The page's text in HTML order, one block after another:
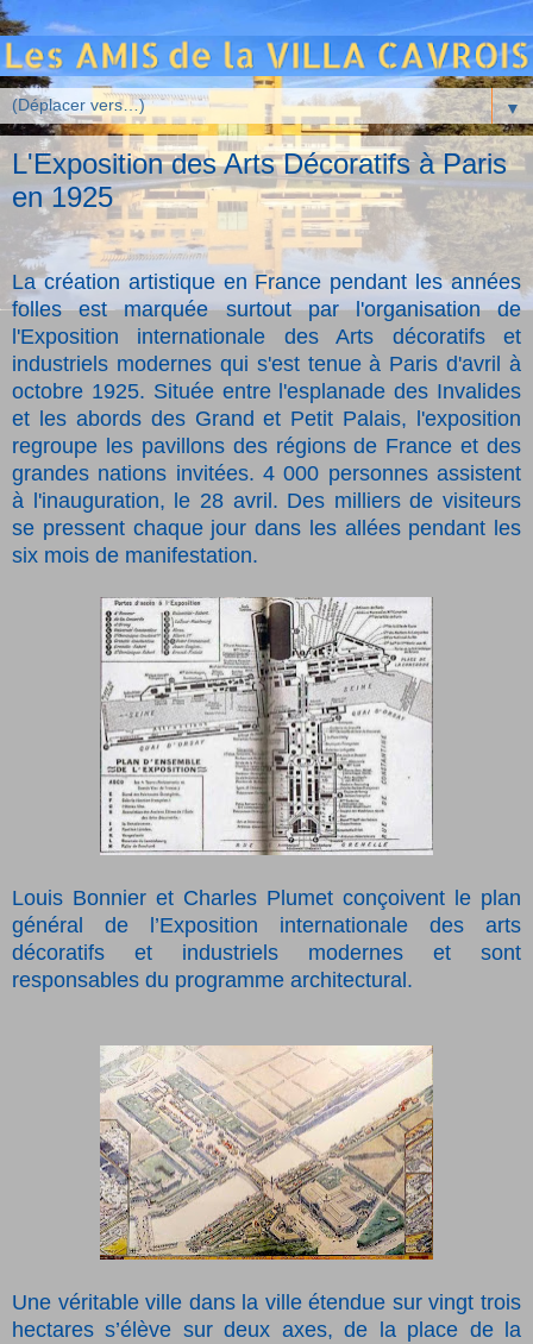
▼
L'Exposition des Arts Décoratifs à Paris
en 1925
La création artistique en France pendant les années
folles est marquée surtout par l'organisation de
l'Exposition internationale des Arts décoratifs et
industriels modernes qui s'est tenue à Paris d'avril à
octobre 1925. Située entre l'esplanade des Invalides
et les abords des Grand et Petit Palais, l'exposition
regroupe les pavillons des régions de France et des
grandes nations invitées. 4 000 personnes assistent
à l'inauguration, le 28 avril. Des milliers de visiteurs
se pressent chaque jour dans les allées pendant les
six mois de manifestation.
Louis Bonnier et Charles Plumet conçoivent le plan
général de l’Exposition internationale des arts
décoratifs et industriels modernes et sont
responsables du programme architectural.
Une véritable ville dans la ville étendue sur vingt trois
hectares s’élève sur deux axes, de la place de la